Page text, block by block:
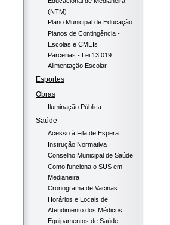
(NTM)
Plano Municipal de Educação
Planos de Contingência -
Escolas e CMEIs
Parcerias - Lei 13.019
Alimentação Escolar
Esportes
Obras
Iluminação Pública
Saúde
Acesso à Fila de Espera
Instrução Normativa
Conselho Municipal de Saúde
Como funciona o SUS em
Medianeira
Cronograma de Vacinas
Horários e Locais de
Atendimento dos Médicos
Equipamentos de Saúde